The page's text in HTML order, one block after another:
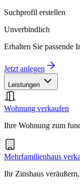
Suchprofil erstellen
Unverbindlich
Erhalten Sie passende
Jetzt anlegen
Leistungen
Wohnung verkaufen
Ihre Wohnung zum
Mehrfamilienhaus
Ihr Zinshaus